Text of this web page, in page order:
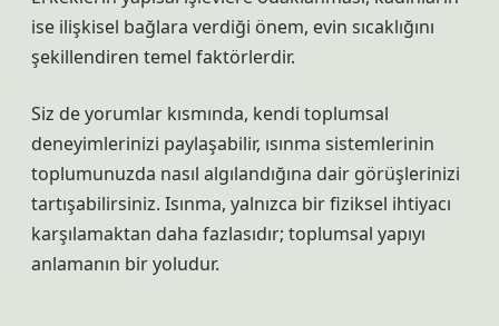
ise ilişkisel bağlara verdiği önem, evin sıcaklığını
şekillendiren temel faktörlerdir.
Siz de yorumlar kısmında, kendi toplumsal
deneyimlerinizi paylaşabilir, ısınma sistemlerinin
toplumunuzda nasıl algılandığına dair görüşlerinizi
tartışabilirsiniz. Isınma, yalnızca bir fiziksel ihtiyacı
karşılamaktan daha fazlasıdır; toplumsal yapıyı
anlamanın bir yoludur.